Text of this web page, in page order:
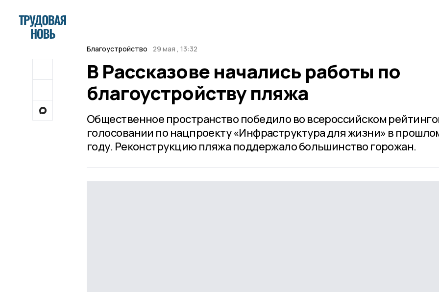
Благоустройство 29 мая , 13:32
В Рассказове начались работы по
благоустройству пляжа
Общественное пространство победило во всероссийском
голосовании по нацпроекту «Инфраструктура для жизни» в
году. Реконструкцию пляжа поддержало большинство горожан.